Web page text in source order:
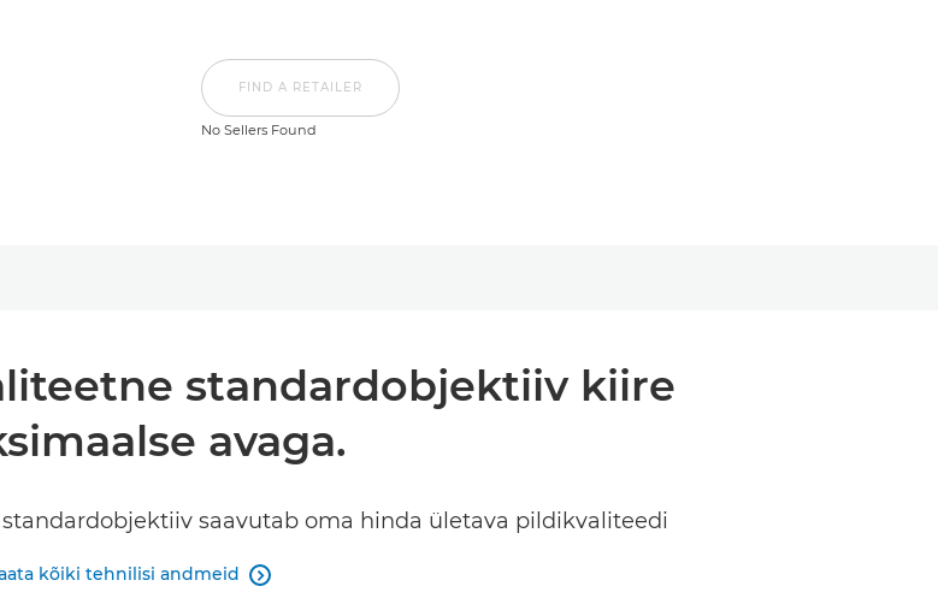
FIND A RETAILER
No Sellers Found
standardobjektiiv kiire
avaga.
saavutab oma hinda ületava pildikvaliteedi
kõiki tehnilisi andmeid 